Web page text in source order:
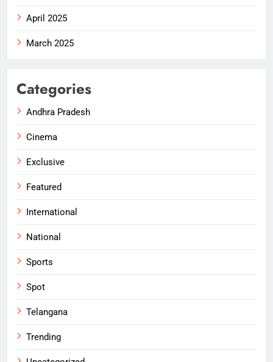
April 2025
March 2025
Categories
Andhra Pradesh
Cinema
Exclusive
Featured
International
National
Sports
Spot
Telangana
Trending